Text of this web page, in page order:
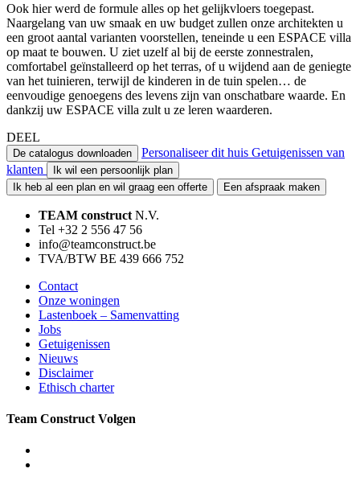
Ook hier werd de formule alles op het gelijkvloers toegepast.
Naargelang van uw smaak en uw budget zullen onze architekten u
een groot aantal varianten voorstellen, teneinde u een ESPACE villa
op maat te bouwen. U ziet uzelf al bij de eerste zonnestralen,
comfortabel geïnstalleerd op het terras, of u wijdend aan de geniegte
van het tuinieren, terwijl de kinderen in de tuin spelen… de
eenvoudige genoegens des levens zijn van onschatbare waarde. En
dankzij uw ESPACE villa zult u ze leren waarderen.
DEEL
De catalogus downloaden Personaliseer dit huis Getuigenissen van
klanten
Ik wil een persoonlijk plan
Ik heb al een plan en wil graag een offerte
Een afspraak maken
TEAM construct N.V.
Tel +32 2 556 47 56
info@teamconstruct.be
TVA/BTW BE 439 666 752
Contact
Onze woningen
Lastenboek – Samenvatting
Jobs
Getuigenissen
Nieuws
Disclaimer
Ethisch charter
Team Construct Volgen